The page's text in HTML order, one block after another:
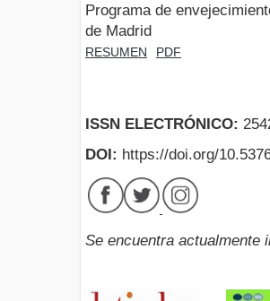
Programa de
de Madrid
RESUMEN PDF
ISSN ELECTRÓNICO:
DOI: https://doi.org/
Se encuentra actualmente